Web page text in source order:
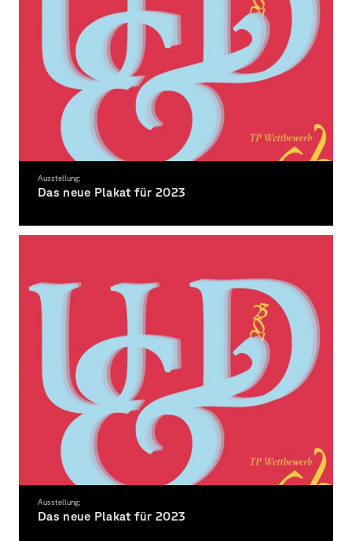
Ausstellung:
Das neue Plakat für 2023
Ausstellung:
Das neue Plakat für 2023